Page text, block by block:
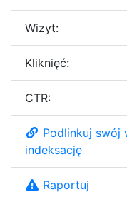
Wizyt:
Kliknięć:
CTR:
Podlinkuj swój
indeksację
Raportuj